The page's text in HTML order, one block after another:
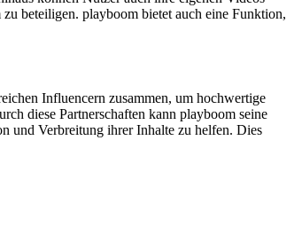
beteiligen. playboom bietet auch eine Funktion,
Influencern zusammen, um hochwertige
diese Partnerschaften kann playboom seine
und Verbreitung ihrer Inhalte zu helfen. Dies